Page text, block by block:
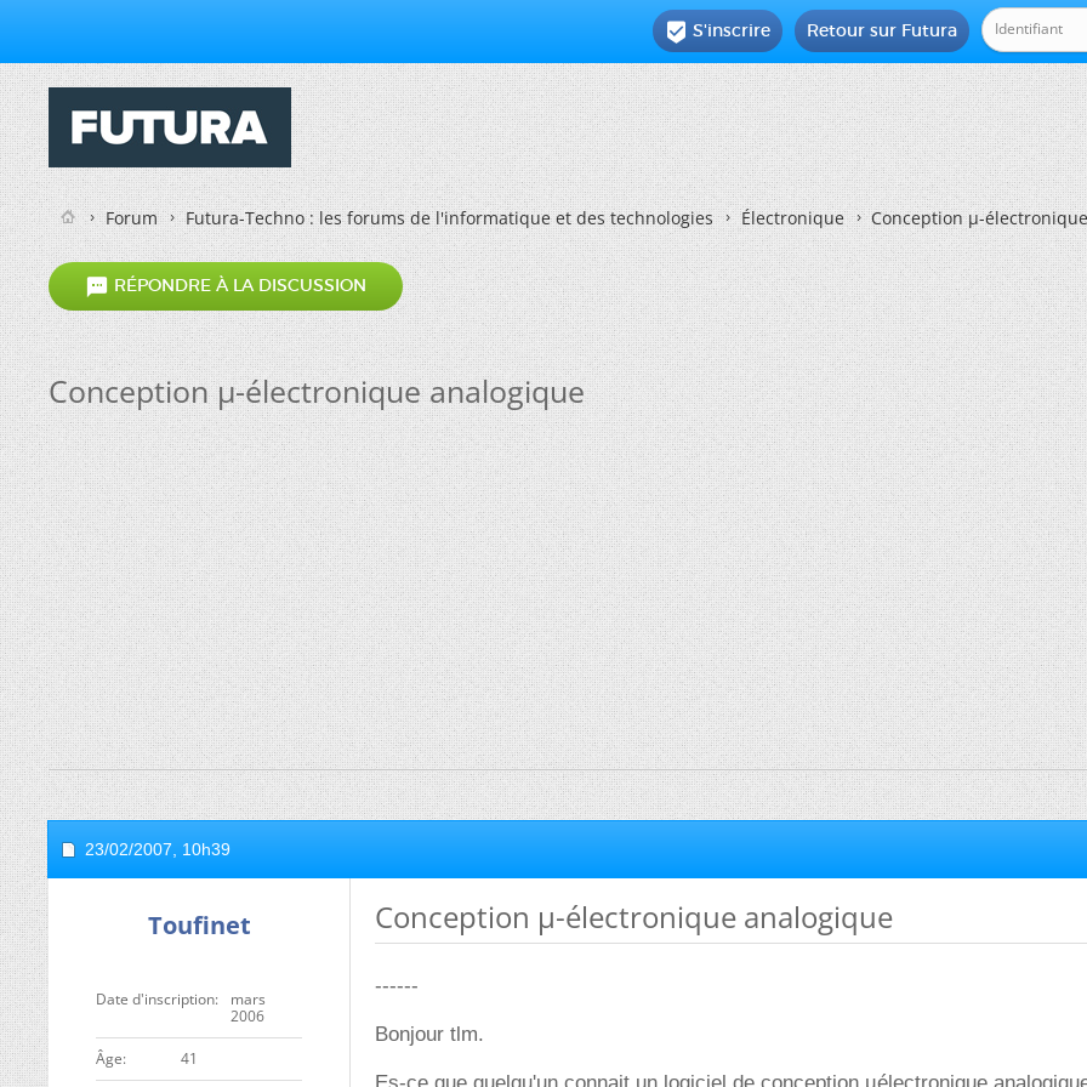
Retour sur Futura
 S'inscrire
Forum Futura-Techno : les forums de l'informatique et des technologies Électronique Conception µ-
 RÉPONDRE À LA DISCUSSION
Conception µ-électronique analogique
23/02/2007, 10h39
Toufinet
Date d'inscription
mars
2006
ge 41
Conception µ-électronique analogique
------
Bonjour tlm.